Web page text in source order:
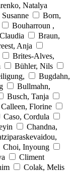
Natalya
Born,
Bouharroun ,
Braun,
Anja
Brites-Alves,
Bühler, Nils
Bugdahn,
Bullmahn,
Busch, Tanja
Calleen, Florine
Caso, Cordula
Chandna,
Choi, Inyoung
Climent
Colak, Melis